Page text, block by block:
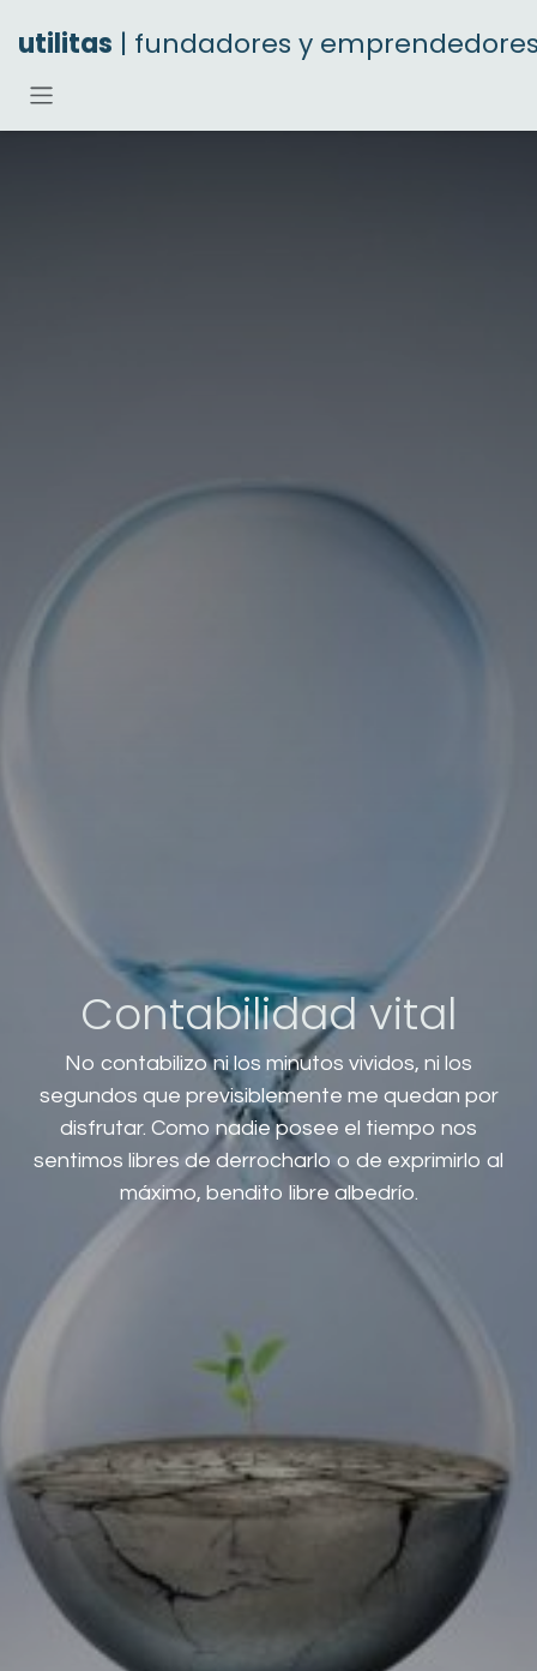
utilitas | fundadores y
Contabilidad vital
No contabilizo ni los minutos vividos, ni los
segundos que previsiblemente me quedan por
disfrutar. Como nadie posee el tiempo nos
sentimos libres de derrocharlo o de exprimirlo al
máximo, bendito libre albedrío.